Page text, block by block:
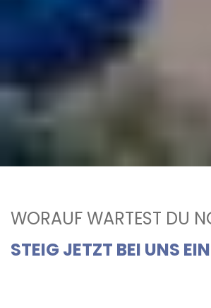
WORAUF WARTEST DU
STEIG JETZT BEI UNS